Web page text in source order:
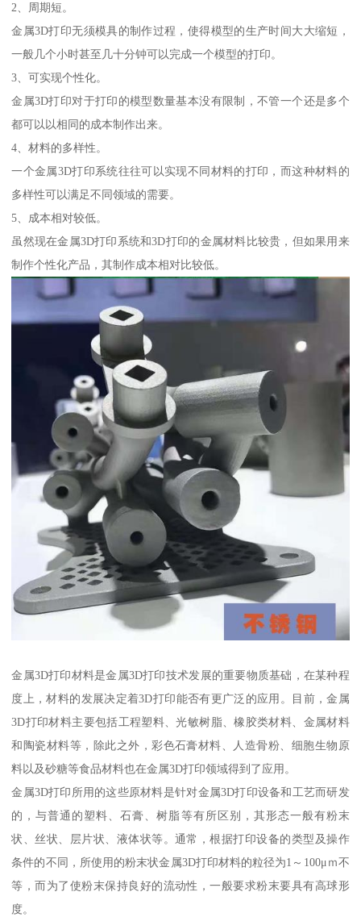
2、周期短。
金属3D打印无须模具的制作过程，使得模型的生产时间大大缩短，
一般几个小时甚至几十分钟可以完成一个模型的打印。
3、可实现个性化。
金属3D打印对于打印的模型数量基本没有限制，不管一个还是多个
都可以以相同的成本制作出来。
4、材料的多样性。
一个金属3D打印系统往往可以实现不同材料的打印，而这种材料的
多样性可以满足不同领域的需要。
5、成本相对较低。
虽然现在金属3D打印系统和3D打印的金属材料比较贵，但如果用来
制作个性化产品，其制作成本相对比较低。
金属3D打印材料是金属3D打印技术发展的重要物质基础，在某种程
度上，材料的发展决定着3D打印能否有更广泛的应用。目前，金属
3D打印材料主要包括工程塑料、光敏树脂、橡胶类材料、金属材料
和陶瓷材料等，除此之外，彩色石膏材料、人造骨粉、细胞生物原
料以及砂糖等食品材料也在金属3D打印领域得到了应用。
金属3D打印所用的这些原材料是针对金属3D打印设备和工艺而研发
的，与普通的塑料、石膏、树脂等有所区别，其形态一般有粉末
状、丝状、层片状、液体状等。通常，根据打印设备的类型及操作
条件的不同，所使用的粉末状金属3D打印材料的粒径为1～100μｍ不
等，而为了使粉末保持良好的流动性，一般要求粉末要具有高球形
度。